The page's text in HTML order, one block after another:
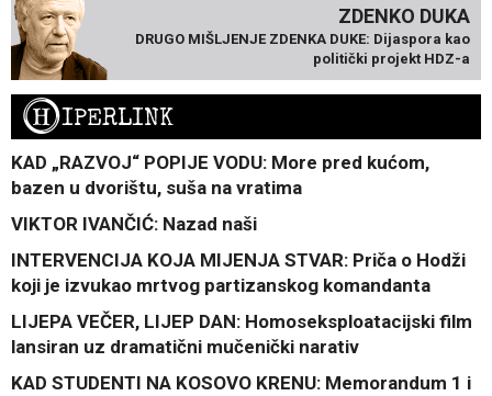
ZDENKO DUKA
DRUGO MIŠLJENJE ZDENKA DUKE: Dijaspora kao
politički projekt HDZ-a
HIPERLINK
KAD „RAZVOJ“ POPIJE VODU: More pred kućom,
bazen u dvorištu, suša na vratima
VIKTOR IVANČIĆ: Nazad naši
INTERVENCIJA KOJA MIJENJA STVAR: Priča o Hodži
koji je izvukao mrtvog partizanskog komandanta
LIJEPA VEČER, LIJEP DAN: Homoseksploatacijski film
lansiran uz dramatični mučenički narativ
KAD STUDENTI NA KOSOVO KRENU: Memorandum 1 i